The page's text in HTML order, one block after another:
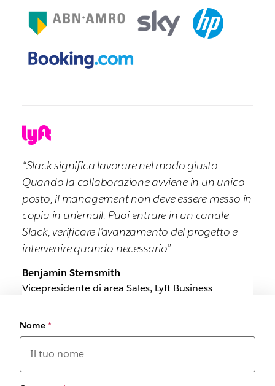
“Slack significa lavorare nel modo giusto.
Quando la collaborazione avviene in un unico
posto, il management non deve essere messo in
copia in un’email. Puoi entrare in un canale
Slack, verificare l’avanzamento del progetto e
intervenire quando necessario”.
Benjamin Sternsmith
Vicepresidente di area Sales, Lyft Business
Nome *